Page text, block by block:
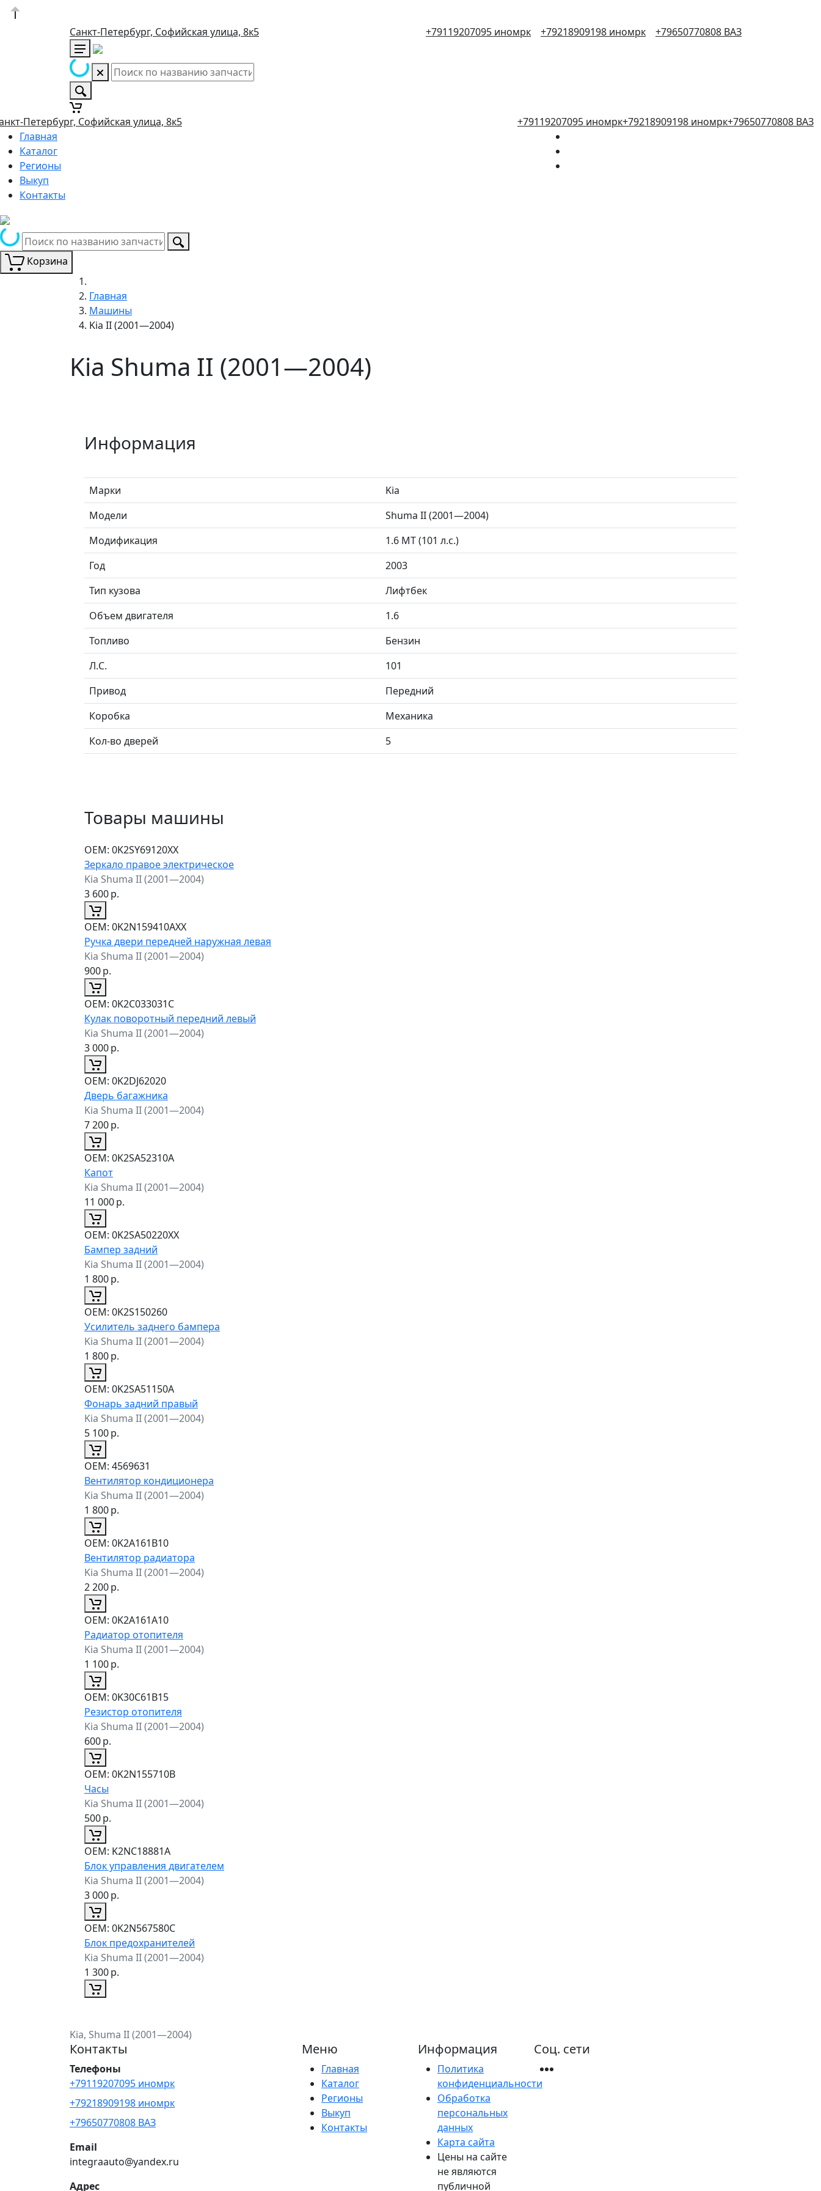
Санкт-Петербург, Софийская улица, 8к5 +79119207095 иномрк +79218909198 иномрк +79650770808 ВАЗ
Петербург, Софийская улица, 8к5 +79119207095 иномрк+79218909198 иномрк+79650770808 ВАЗ
Главная
Каталог
Регионы
Выкуп
Контакты
Корзина
Главная
Машины
Kia II (2001—2004)
Kia Shuma II (2001—2004)
Информация
Марки
Kia
Модели
Shuma II (2001—2004)
Модификация
1.6 MT (101 л.с.)
Год
2003
Тип кузова
Лифтбек
Объем двигателя
1.6
Топливо
Бензин
Л.C.
101
Привод
Передний
Коробка
Механика
Кол-во дверей
5
Товары машины
ОЕМ: 0K2SY69120XX
Зеркало правое электрическое
Kia Shuma II (2001—2004)
3 600р.
ОЕМ: 0K2N159410AXX
Ручка двери передней наружная левая
Kia Shuma II (2001—2004)
900р.
ОЕМ: 0K2C033031C
Кулак поворотный передний левый
Kia Shuma II (2001—2004)
3 000р.
ОЕМ: 0K2DJ62020
Дверь багажника
Kia Shuma II (2001—2004)
7 200р.
ОЕМ: 0K2SA52310A
Капот
Kia Shuma II (2001—2004)
11 000р.
ОЕМ: 0K2SA50220XX
Бампер задний
Kia Shuma II (2001—2004)
1 800р.
ОЕМ: 0K2S150260
Усилитель заднего бампера
Kia Shuma II (2001—2004)
1 800р.
ОЕМ: 0K2SA51150A
Фонарь задний правый
Kia Shuma II (2001—2004)
5 100р.
ОЕМ: 4569631
Вентилятор кондиционера
Kia Shuma II (2001—2004)
1 800р.
ОЕМ: 0K2A161B10
Вентилятор радиатора
Kia Shuma II (2001—2004)
2 200р.
ОЕМ: 0K2A161A10
Радиатор отопителя
Kia Shuma II (2001—2004)
1 100р.
ОЕМ: 0K30C61B15
Резистор отопителя
Kia Shuma II (2001—2004)
600р.
ОЕМ: 0K2N155710B
Часы
Kia Shuma II (2001—2004)
500р.
ОЕМ: K2NC18881A
Блок управления двигателем
Kia Shuma II (2001—2004)
3 000р.
ОЕМ: 0K2N567580C
Блок предохранителей
Kia Shuma II (2001—2004)
1 300р.
Kia, Shuma II (2001—2004)
Контакты
Телефоны
+79119207095 иномрк
+79218909198 иномрк
+79650770808 ВАЗ
Email
integraauto@yandex.ru
Адрес
Меню
Главная
Каталог
Регионы
Выкуп
Контакты
Информация
Политика
конфиденциальности
Обработка
персональных
данных
Карта сайта
Цены на сайте
не являются
публичной
Соц. сети